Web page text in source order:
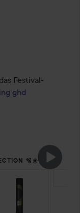
3 Monaten
Festival-
ghd
🫧☀️